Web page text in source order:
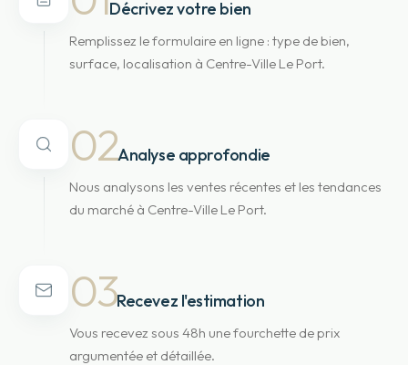
Décrivez votre bien
Remplissez le formulaire en ligne : type de bien,
surface, localisation à Centre-Ville Le Port.
02Analyse approfondie
Nous analysons les ventes récentes et les tendances
du marché à Centre-Ville Le Port.
03Recevez l'estimation
Vous recevez sous 48h une fourchette de prix
argumentée et détaillée.